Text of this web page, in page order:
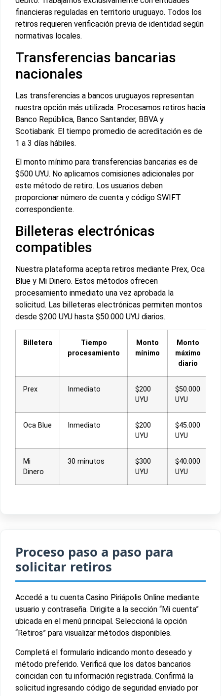
financieras reguladas en territorio uruguayo. Todos los
retiros requieren verificación previa de identidad según
normativas locales.
Transferencias bancarias
nacionales
Las transferencias a bancos uruguayos representan
nuestra opción más utilizada. Procesamos retiros hacia
Banco República, Banco Santander, BBVA y
Scotiabank. El tiempo promedio de acreditación es de
1 a 3 días hábiles.
El monto mínimo para transferencias bancarias es de
$500 UYU. No aplicamos comisiones adicionales por
este método de retiro. Los usuarios deben
proporcionar número de cuenta y código SWIFT
correspondiente.
Billeteras electrónicas
compatibles
Nuestra plataforma acepta retiros mediante Prex, Oca
Blue y Mi Dinero. Estos métodos ofrecen
procesamiento inmediato una vez aprobada la
solicitud. Las billeteras electrónicas permiten montos
desde $200 UYU hasta $50.000 UYU diarios.
Billetera
Tiempo
procesamiento
Monto
mínimo
Monto
máximo
diario
Prex Inmediato
$200
UYU
$50.000
UYU
Oca Blue Inmediato
$200
UYU
$45.000
UYU
Mi
Dinero
30 minutos
$300
UYU
$40.000
UYU
Proceso paso a paso para
solicitar retiros
Accedé a tu cuenta Casino Piriápolis Online mediante
usuario y contraseña. Dirigite a la sección “Mi cuenta”
ubicada en el menú principal. Seleccioná la opción
“Retiros” para visualizar métodos disponibles.
Completá el formulario indicando monto deseado y
método preferido. Verificá que los datos bancarios
coincidan con tu información registrada. Confirmá la
solicitud ingresando código de seguridad enviado por